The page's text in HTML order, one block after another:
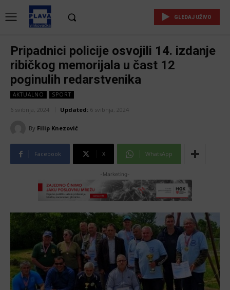
GLEDAJ UŽIVO
Pripadnici policije osvojili 14. izdanje
ribičkog memorijala u čast 12
poginulih redarstvenika
AKTUALNO SPORT
6 svibnja, 2024 Updated: 6 svibnja, 2024
By Filip Knezović
Facebook X WhatsApp
-Marketing-